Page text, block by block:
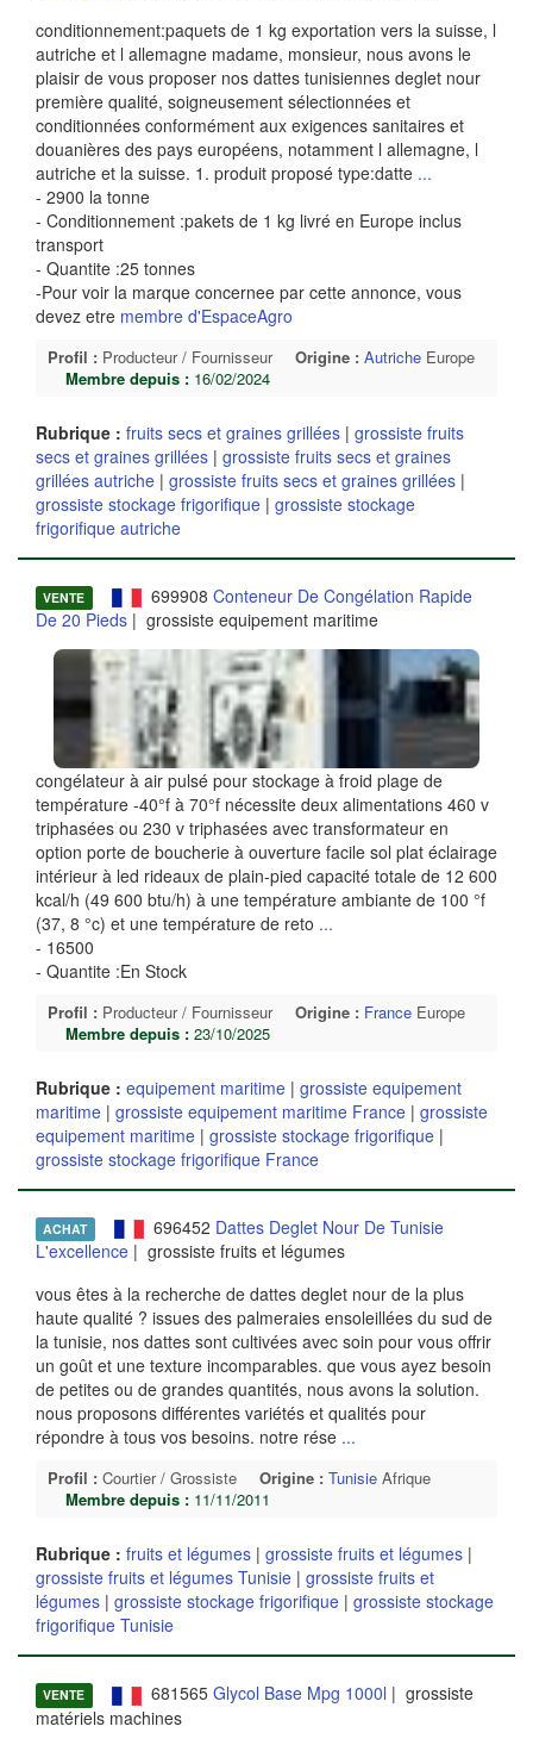
conditionnement:paquets de 1 kg exportation vers la suisse, l
autriche et l allemagne madame, monsieur, nous avons le
plaisir de vous proposer nos dattes tunisiennes deglet nour
première qualité, soigneusement sélectionnées et
conditionnées conformément aux exigences sanitaires et
douanières des pays européens, notamment l allemagne, l
autriche et la suisse. 1. produit proposé type:datte ...
- 2900 la tonne
- Conditionnement :pakets de 1 kg livré en Europe inclus
transport
- Quantite :25 tonnes
-Pour voir la marque concernee par cette annonce, vous
devez etre membre d'EspaceAgro
Profil : Producteur / Fournisseur Origine : Autriche Europe
Membre depuis : 16/02/2024
Rubrique : fruits secs et graines grillées | grossiste fruits
secs et graines grillées | grossiste fruits secs et graines
grillées autriche | grossiste fruits secs et graines grillées |
grossiste stockage frigorifique | grossiste stockage
frigorifique autriche
VENTE 699908 Conteneur De Congélation Rapide
De 20 Pieds | grossiste equipement maritime
congélateur à air pulsé pour stockage à froid plage de
température -40°f à 70°f nécessite deux alimentations 460 v
triphasées ou 230 v triphasées avec transformateur en
option porte de boucherie à ouverture facile sol plat éclairage
intérieur à led rideaux de plain-pied capacité totale de 12 600
kcal/h (49 600 btu/h) à une température ambiante de 100 °f
(37, 8 °c) et une température de reto ...
- 16500
- Quantite :En Stock
Profil : Producteur / Fournisseur Origine : France Europe
Membre depuis : 23/10/2025
Rubrique : equipement maritime | grossiste equipement
maritime | grossiste equipement maritime France | grossiste
equipement maritime | grossiste stockage frigorifique |
grossiste stockage frigorifique France
ACHAT 696452 Dattes Deglet Nour De Tunisie
L'excellence | grossiste fruits et légumes
vous êtes à la recherche de dattes deglet nour de la plus
haute qualité ? issues des palmeraies ensoleillées du sud de
la tunisie, nos dattes sont cultivées avec soin pour vous offrir
un goût et une texture incomparables. que vous ayez besoin
de petites ou de grandes quantités, nous avons la solution.
nous proposons différentes variétés et qualités pour
répondre à tous vos besoins. notre rése ...
Profil : Courtier / Grossiste Origine : Tunisie Afrique
Membre depuis : 11/11/2011
Rubrique : fruits et légumes | grossiste fruits et légumes |
grossiste fruits et légumes Tunisie | grossiste fruits et
légumes | grossiste stockage frigorifique | grossiste stockage
frigorifique Tunisie
VENTE 681565 Glycol Base Mpg 1000l | grossiste
matériels machines